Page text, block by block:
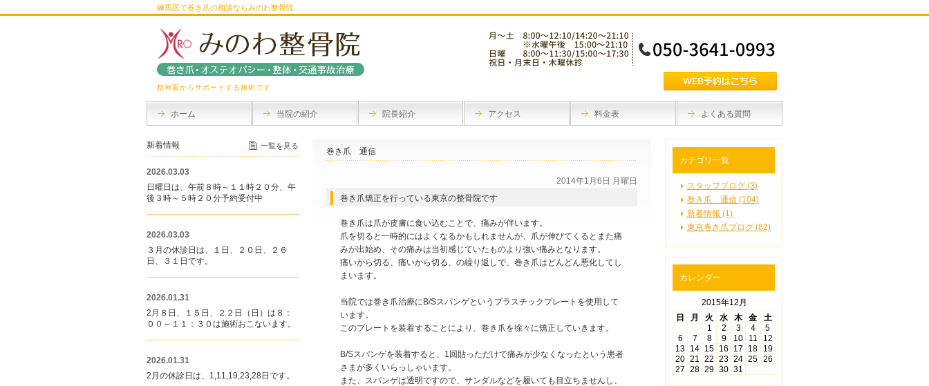
練馬区で巻き爪の相談ならみのわ整骨院
精神面からサポートする施術です
ホーム 当院の紹介 院長紹介 アクセス 料金表 よくある質問
巻き爪 通信
2014年1月6日 月曜日
巻き爪矯正を行っている東京の整骨院です
巻き爪は爪が皮膚に食い込むことで、痛みが伴います。
爪を切ると一時的にはよくなるかもしれませんが、爪が伸びてくるとまた痛
みが出始め、その痛みは当初感じていたものより強い痛みとなります。
痛いから切る、痛いから切る、の繰り返しで、巻き爪はどんどん悪化してし
まいます。
当院では巻き爪治療にB/Sスパンゲというプラスチックプレートを使用して
います。
このプレートを装着することにより、巻き爪を徐々に矯正していきます。
B/Sスパンゲを装着すると、1回貼っただけで痛みが少なくなったという患者
さまが多くいらっしゃいます。
また、スパンゲは透明ですので、サンダルなどを履いても目立ちませんし、
カテゴリ一覧
スタッフブログ (3)
巻き爪 通信 (104)
新着情報 (1)
東京巻き爪ブログ (82)
カレンダー
2015年12月
日
月 火 水 木 金
土
1
2 3 4
5
6
7 8 9 10 11
12
13 14 15 16 17 18
19
20 21 22 23 24 25 26
27 28 29 30 31
新着情報 一覧を見る
2026.03.03
日曜日は、午前８時～１１時２０分、午
後３時～５時２０分予約受付中
2026.03.03
３月の休診日は、１日、２０日、２６
日、３１日です。
2026.01.31
2月８日、１５日、２２日（日）は８：
００～１１：３０は施術おこないます。
2026.01.31
2月の休診日は、1,11,19,23,28日です。